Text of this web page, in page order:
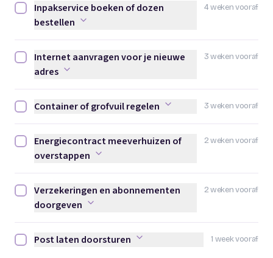
4 weken vooraf
Inpakservice boeken of dozen bestellen afvinken
Inpakservice boeken of dozen
bestellen
3 weken vooraf
Internet aanvragen voor je nieuwe adres afvinken
Internet aanvragen voor je nieuwe
adres
3 weken vooraf
Container of grofvuil regelen afvinken
Container of grofvuil regelen
2 weken vooraf
Energiecontract meeverhuizen of overstappen afvinken
Energiecontract meeverhuizen of
overstappen
2 weken vooraf
Verzekeringen en abonnementen doorgeven afvinken
Verzekeringen en abonnementen
doorgeven
1 week vooraf
Post laten doorsturen afvinken
Post laten doorsturen